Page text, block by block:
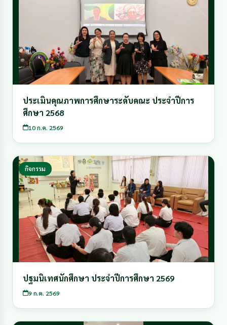
ประเมินคุณภาพการศึกษาระดับคณะ ประจำปีการ
ศึกษา 2568
10 ก.ค. 2569
กิจกรรม
ปฐมนิเทศนักศึกษา ประจำปีการศึกษา 2569
9 ก.ค. 2569